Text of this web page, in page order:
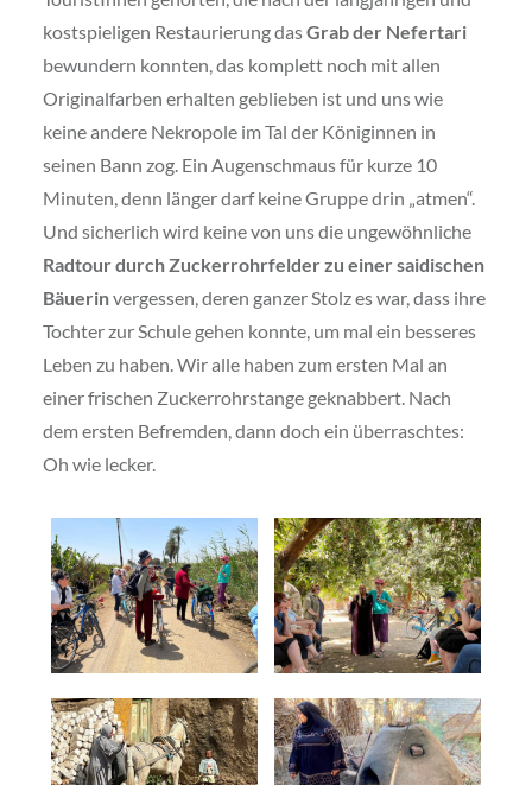
kostspieligen Restaurierung dasGrab der Nefertari
bewundern konnten, das komplett noch mit allen
Originalfarben erhalten geblieben ist und uns wie
keine andere Nekropole im Tal der Königinnen in
seinen Bann zog. Ein Augenschmaus für kurze 10
Minuten, denn länger darf keine Gruppe drin „atmen“.
Und sicherlich wird keine von uns die ungewöhnliche
Radtour durch Zuckerrohrfelder zu einer saidischen
Bäuerinvergessen, deren ganzer Stolz es war, dass ihre
Tochter zur Schule gehen konnte, um mal ein besseres
Leben zu haben. Wir alle haben zum ersten Mal an
einer frischen Zuckerrohrstange geknabbert. Nach
dem ersten Befremden, dann doch ein überraschtes:
Oh wie lecker.